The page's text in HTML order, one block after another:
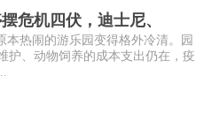
危机四伏，迪士尼、
热闹的游乐园变得格外冷清。园
护、动物饲养的成本支出仍在，疫